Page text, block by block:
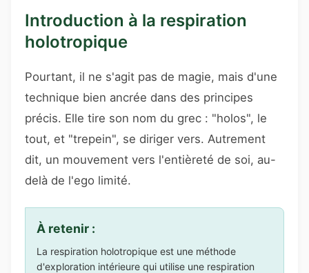
Introduction à la respiration
holotropique
Pourtant, il ne s'agit pas de magie, mais d'une
technique bien ancrée dans des principes
précis. Elle tire son nom du grec : "holos", le
tout, et "trepein", se diriger vers. Autrement
dit, un mouvement vers l'entièreté de soi, au-
delà de l'ego limité.
À retenir :
La respiration holotropique est une méthode
d'exploration intérieure qui utilise une respiration